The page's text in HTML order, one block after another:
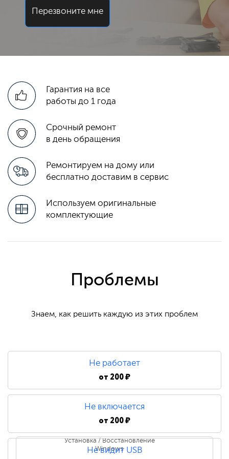
Перезвоните мне
Гарантия на все
работы до 1 года
Срочный ремонт
в день обращения
Ремонтируем на дому или
бесплатно доставим в сервис
Используем оригинальные
комплектующие
Проблемы
Знаем, как решить каждую из этих проблем
Не работает
от 200 ₽
Не включается
от 200 ₽
Установка / Восстановление
Windows
Не видит USB